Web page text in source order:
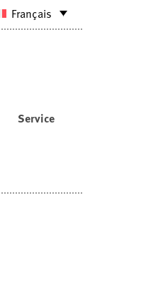
Français
Service